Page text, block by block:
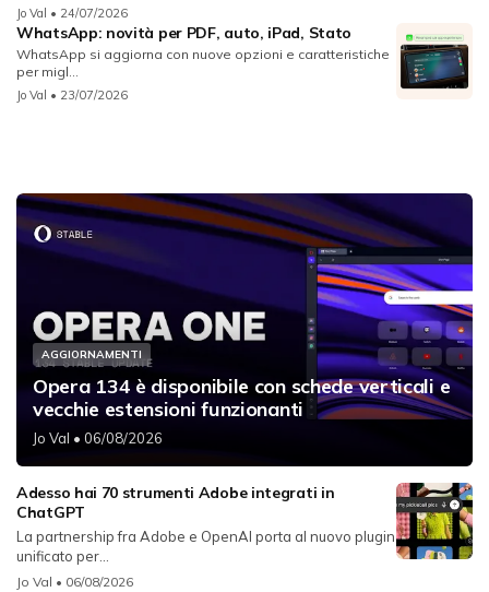
Jo Val • 24/07/2026
WhatsApp: novità per PDF, auto, iPad, Stato
WhatsApp si aggiorna con nuove opzioni e caratteristiche
per migl...
Jo Val • 23/07/2026
AGGIORNAMENTI
Opera 134 è disponibile con schede verticali e
vecchie estensioni funzionanti
Jo Val • 06/08/2026
Adesso hai 70 strumenti Adobe integrati in
ChatGPT
La partnership fra Adobe e OpenAI porta al nuovo plugin
unificato per...
Jo Val • 06/08/2026